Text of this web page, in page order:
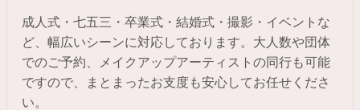
成人式・七五三・卒業式・結婚式・撮影・イベントな
ど、幅広いシーンに対応しております。大人数や団体
でのご予約、メイクアップアーティストの同行も可能
ですので、まとまったお支度も安心してお任せくださ
い。